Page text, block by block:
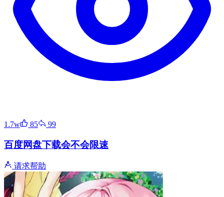
1.7w 85 99
百度网盘下载会不会限速
请求帮助